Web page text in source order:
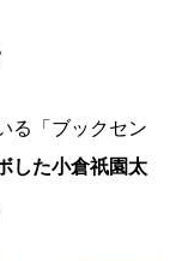
る「ブックセン
した小倉祇園太